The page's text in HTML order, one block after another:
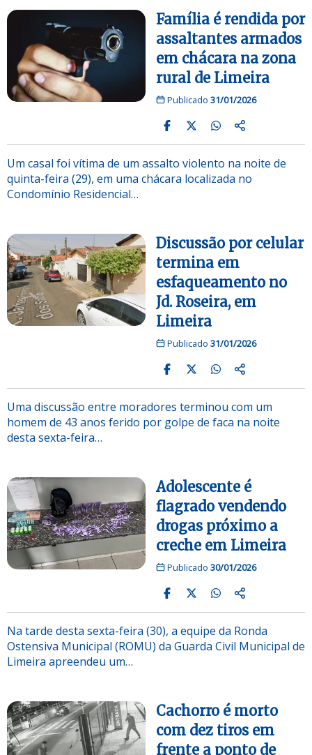
Família é rendida por
assaltantes armados
em chácara na zona
rural de Limeira
Publicado 31/01/2026
Um casal foi vítima de um assalto violento na noite de
quinta-feira (29), em uma chácara localizada no
Condomínio Residencial…
Discussão por celular
termina em
esfaqueamento no
Jd. Roseira, em
Limeira
Publicado 31/01/2026
Uma discussão entre moradores terminou com um
homem de 43 anos ferido por golpe de faca na noite
desta sexta-feira…
Adolescente é
flagrado vendendo
drogas próximo a
creche em Limeira
Publicado 30/01/2026
Na tarde desta sexta-feira (30), a equipe da Ronda
Ostensiva Municipal (ROMU) da Guarda Civil Municipal de
Limeira apreendeu um…
Cachorro é morto
com dez tiros em
frente a ponto de